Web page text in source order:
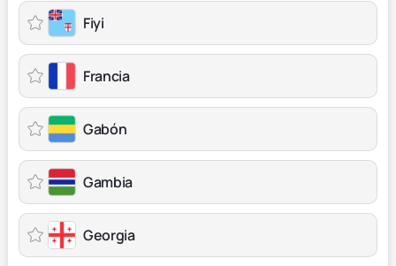
Fiyi
Francia
Gabón
Gambia
Georgia